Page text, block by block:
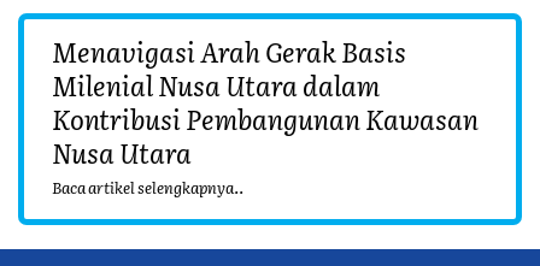
Menavigasi Arah Gerak Basis
Milenial Nusa Utara dalam
Kontribusi Pembangunan Kawasan
Nusa Utara
Baca artikel selengkapnya..